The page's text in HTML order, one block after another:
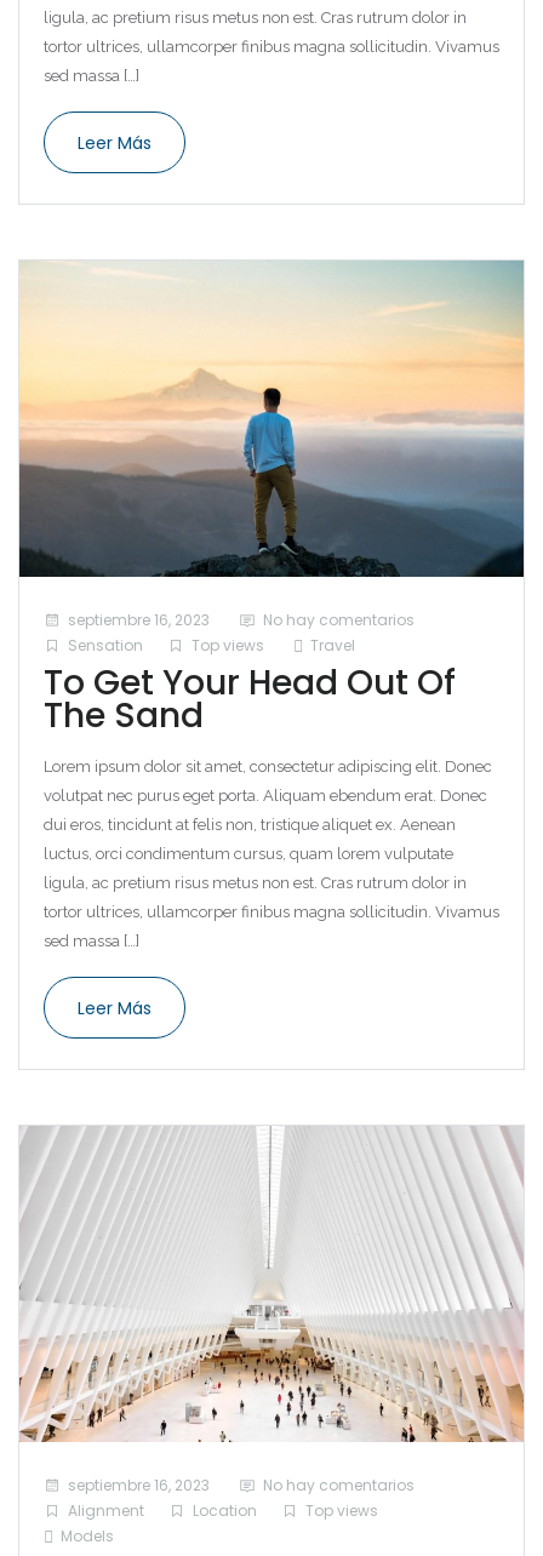
ligula, ac pretium risus metus non est. Cras rutrum dolor in
tortor ultrices, ullamcorper finibus magna sollicitudin. Vivamus
sed massa […]
Leer Más
septiembre 16, 2023
No hay comentarios
Sensation
Top views Travel
To Get Your Head Out Of
The Sand
Lorem ipsum dolor sit amet, consectetur adipiscing elit. Donec
volutpat nec purus eget porta. Aliquam ebendum erat. Donec
dui eros, tincidunt at felis non, tristique aliquet ex. Aenean
luctus, orci condimentum cursus, quam lorem vulputate
ligula, ac pretium risus metus non est. Cras rutrum dolor in
tortor ultrices, ullamcorper finibus magna sollicitudin. Vivamus
sed massa […]
Leer Más
septiembre 16, 2023
No hay comentarios
Alignment
Location
Top views
Models